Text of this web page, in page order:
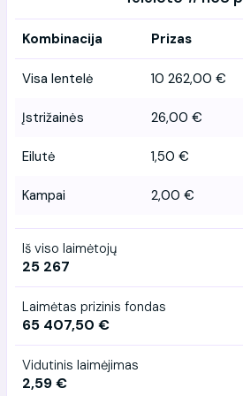
Kombinacija Prizas
Visa lentelė 10 262,00 €
Įstrižainės 26,00 €
Eilutė 1,50 €
Kampai 2,00 €
Iš viso laimėtojų
25 267
Laimėtas prizinis fondas
65 407,50 €
Vidutinis laimėjimas
2,59 €